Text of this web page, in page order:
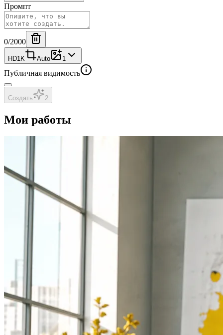
Промпт
0/2000
HD1K Auto 1
Публичная видимость
Создать 2
Мои работы